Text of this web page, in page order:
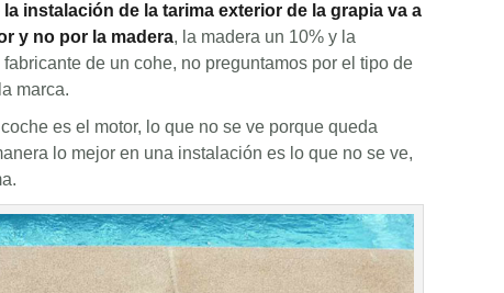
instalación de la tarima exterior de la grapia va a
y no por la madera, la madera un 10% y la
de un cohe, no preguntamos por el tipo de
marca.
es el motor, lo que no se ve porque queda
lo mejor en una instalación es lo que no se ve,